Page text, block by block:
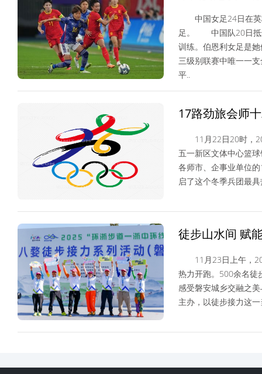
中国女足24日在英
足。 中国队20日抵
训练。伯恩利女足是
三级别联赛中唯一一
平..
17路劲旅会师
11月22日20时，
五一新区文体中心篮
各师市、企事业单位
启了这个冬季兵团最
徒步山水间 赋
11月23日上午，
热力开跑。500余名徒
感受磐安城乡交融之
主办，以徒步接力这